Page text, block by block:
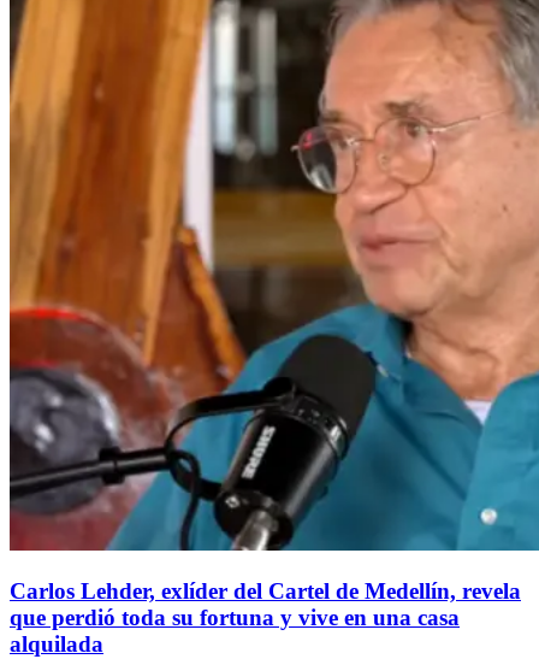
Carlos Lehder, exlíder del Cartel de Medellín, revela
que perdió toda su fortuna y vive en una casa
alquilada